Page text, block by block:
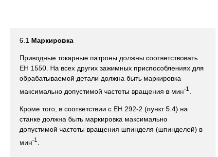
6.1 Маркировка
Приводные токарные патроны должны соответствовать
ЕН 1550. На всех других зажимных приспособлениях для
обрабатываемой детали должна быть маркировка
максимально допустимой частоты вращения в мин-1
Кроме того, в соответствии с ЕН 292-2 (пункт 5.4) на
станке должна быть маркировка максимально
допустимой частоты вращения шпинделя (шпинделей) в
мин-1